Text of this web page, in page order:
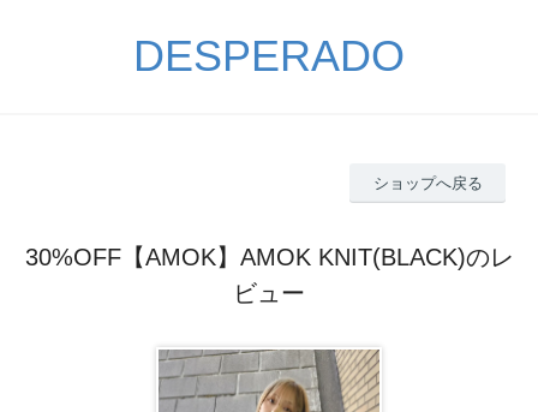
DESPERADO
ショップへ戻る
30%OFF【AMOK】AMOK KNIT(BLACK)のレ
ビュー